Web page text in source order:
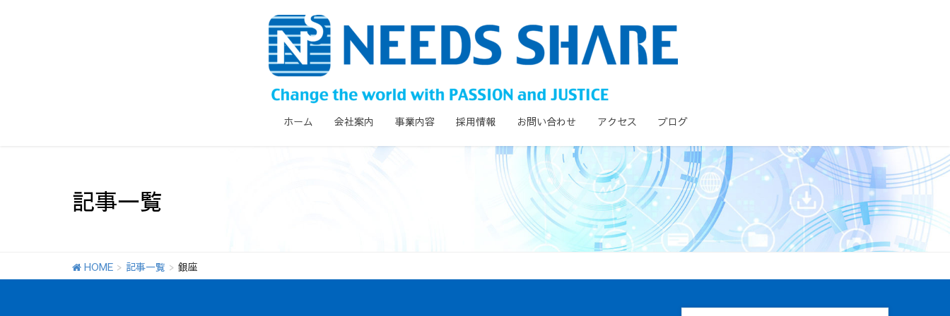
ホーム 会社案内 事業内容 採用情報 お問い合わせ アクセス ブログ
記事一覧
HOME 記事一覧 銀座